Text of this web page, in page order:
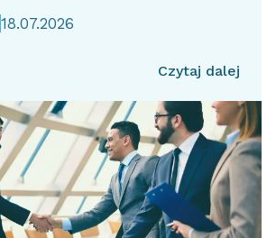
18.07.2026
Czytaj dalej